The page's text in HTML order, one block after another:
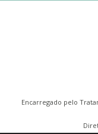
Encarregado pelo